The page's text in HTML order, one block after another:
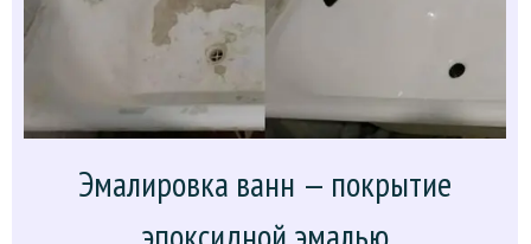
Эмалировка ванн — покрытие